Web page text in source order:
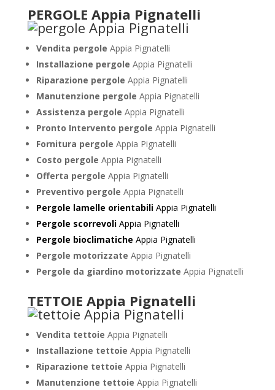
PERGOLE Appia Pignatelli
Vendita pergole Appia Pignatelli
Installazione pergole Appia Pignatelli
Riparazione pergole Appia Pignatelli
Manutenzione pergole Appia Pignatelli
Assistenza pergole Appia Pignatelli
Pronto Intervento pergole Appia Pignatelli
Fornitura pergole Appia Pignatelli
Costo pergole Appia Pignatelli
Offerta pergole Appia Pignatelli
Preventivo pergole Appia Pignatelli
Pergole lamelle orientabiliAppia Pignatelli
Pergole scorrevoliAppia Pignatelli
Pergole bioclimatiche Appia Pignatelli
Pergole motorizzate Appia Pignatelli
Pergole da giardino motorizzate Appia Pignatelli
TETTOIE Appia Pignatelli
Vendita tettoie Appia Pignatelli
Installazione tettoie Appia Pignatelli
Riparazione tettoie Appia Pignatelli
Manutenzione tettoie Appia Pignatelli